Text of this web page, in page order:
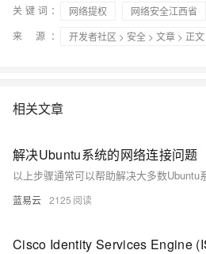
关键词：
网络提权
网络安全江西省
来 源：
开发者社区 > 安全 > 文章 > 正文
相关文章
解决Ubuntu系统的网络连接问题
蓝易云 2125